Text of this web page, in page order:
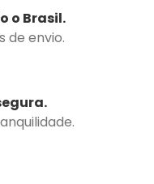
o Brasil.
de envio.